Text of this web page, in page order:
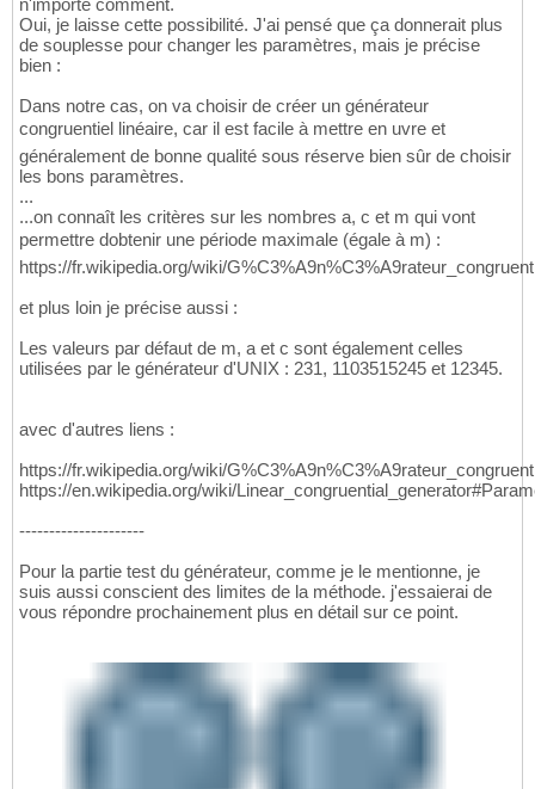
Oui, je laisse cette possibilité. J'ai pensé que ça donnerait plus
de souplesse pour changer les paramètres, mais je précise
bien :
Dans notre cas, on va choisir de créer un générateur
congruentiel linéaire, car il est facile à mettre en uvre et
généralement de bonne qualité sous réserve bien sûr de choisir
les bons paramètres.
...
...on connaît les critères sur les nombres a, c et m qui vont
permettre dobtenir une période maximale (égale à m) :
https://fr.wikipedia.org/wiki/
et plus loin je précise aussi :
Les valeurs par défaut de m, a et c sont également celles
utilisées par le générateur d'UNIX : 231, 1103515245 et 12345.
avec d'autres liens :
https://fr.wikipedia.org/wiki/
https://en.wikipedia.org/wiki/
---------------------
Pour la partie test du générateur, comme je le mentionne, je
suis aussi conscient des limites de la méthode. j'essaierai de
vous répondre prochainement plus en détail sur ce point.